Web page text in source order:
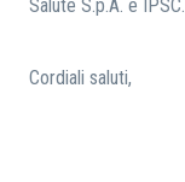
Salute S.p.A. e IPSC.
Cordiali saluti,